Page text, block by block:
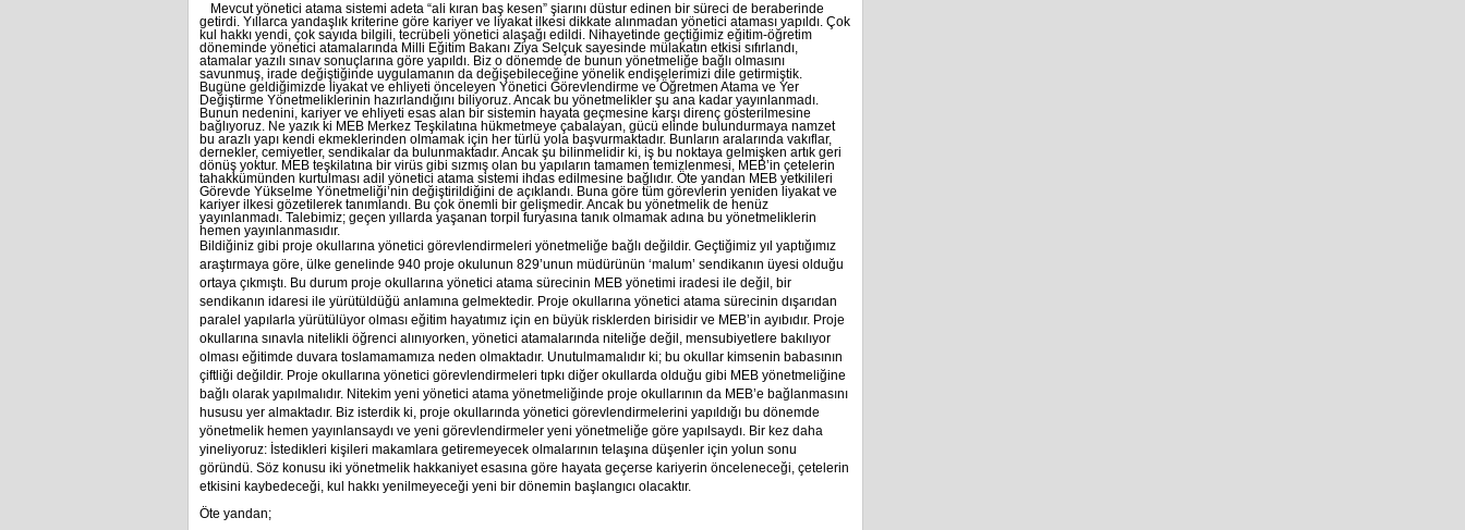
Mevcut yönetici atama sistemi adeta “ali kıran baş kesen” şiarını düstur edinen bir süreci de beraberinde
getirdi. Yıllarca yandaşlık kriterine göre kariyer ve liyakat ilkesi dikkate alınmadan yönetici ataması yapıldı. Çok
kul hakkı yendi, çok sayıda bilgili, tecrübeli yönetici alaşağı edildi. Nihayetinde geçtiğimiz eğitim-öğretim
döneminde yönetici atamalarında Milli Eğitim Bakanı Ziya Selçuk sayesinde mülakatın etkisi sıfırlandı,
atamalar yazılı sınav sonuçlarına göre yapıldı. Biz o dönemde de bunun yönetmeliğe bağlı olmasını
savunmuş, irade değiştiğinde uygulamanın da değişebileceğine yönelik endişelerimizi dile getirmiştik.
Bugüne geldiğimizde liyakat ve ehliyeti önceleyen Yönetici Görevlendirme ve Öğretmen Atama ve Yer
Değiştirme Yönetmeliklerinin hazırlandığını biliyoruz. Ancak bu yönetmelikler şu ana kadar yayınlanmadı.
Bunun nedenini, kariyer ve ehliyeti esas alan bir sistemin hayata geçmesine karşı direnç gösterilmesine
bağlıyoruz. Ne yazık ki MEB Merkez Teşkilatına hükmetmeye çabalayan, gücü elinde bulundurmaya namzet
bu arazlı yapı kendi ekmeklerinden olmamak için her türlü yola başvurmaktadır. Bunların aralarında vakıflar,
dernekler, cemiyetler, sendikalar da bulunmaktadır. Ancak şu bilinmelidir ki, iş bu noktaya gelmişken artık geri
dönüş yoktur. MEB teşkilatına bir virüs gibi sızmış olan bu yapıların tamamen temizlenmesi, MEB’in çetelerin
tahakkümünden kurtulması adil yönetici atama sistemi ihdas edilmesine bağlıdır. Öte yandan MEB yetkilileri
Görevde Yükselme Yönetmeliği’nin değiştirildiğini de açıklandı. Buna göre tüm görevlerin yeniden liyakat ve
kariyer ilkesi gözetilerek tanımlandı. Bu çok önemli bir gelişmedir. Ancak bu yönetmelik de henüz
yayınlanmadı. Talebimiz; geçen yıllarda yaşanan torpil furyasına tanık olmamak adına bu yönetmeliklerin
hemen yayınlanmasıdır.
Bildiğiniz gibi proje okullarına yönetici görevlendirmeleri yönetmeliğe bağlı değildir. Geçtiğimiz yıl yaptığımız
araştırmaya göre, ülke genelinde 940 proje okulunun 829’unun müdürünün ‘malum’ sendikanın üyesi olduğu
ortaya çıkmıştı. Bu durum proje okullarına yönetici atama sürecinin MEB yönetimi iradesi ile değil, bir
sendikanın idaresi ile yürütüldüğü anlamına gelmektedir. Proje okullarına yönetici atama sürecinin dışarıdan
paralel yapılarla yürütülüyor olması eğitim hayatımız için en büyük risklerden birisidir ve MEB’in ayıbıdır. Proje
okullarına sınavla nitelikli öğrenci alınıyorken, yönetici atamalarında niteliğe değil, mensubiyetlere bakılıyor
olması eğitimde duvara toslamamamıza neden olmaktadır. Unutulmamalıdır ki; bu okullar kimsenin babasının
çiftliği değildir. Proje okullarına yönetici görevlendirmeleri tıpkı diğer okullarda olduğu gibi MEB yönetmeliğine
bağlı olarak yapılmalıdır. Nitekim yeni yönetici atama yönetmeliğinde proje okullarının da MEB’e bağlanmasını
hususu yer almaktadır. Biz isterdik ki, proje okullarında yönetici görevlendirmelerini yapıldığı bu dönemde
yönetmelik hemen yayınlansaydı ve yeni görevlendirmeler yeni yönetmeliğe göre yapılsaydı. Bir kez daha
yineliyoruz: İstedikleri kişileri makamlara getiremeyecek olmalarının telaşına düşenler için yolun sonu
göründü. Söz konusu iki yönetmelik hakkaniyet esasına göre hayata geçerse kariyerin önceleneceği, çetelerin
etkisini kaybedeceği, kul hakkı yenilmeyeceği yeni bir dönemin başlangıcı olacaktır.
Öte yandan;